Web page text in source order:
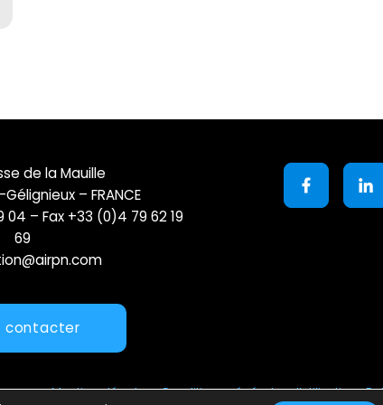
de la Mauille
– FRANCE
04 – Fax +33 (0)4 79 62 19
69
contacter
Mentions légales Conditions générales d’utilisation